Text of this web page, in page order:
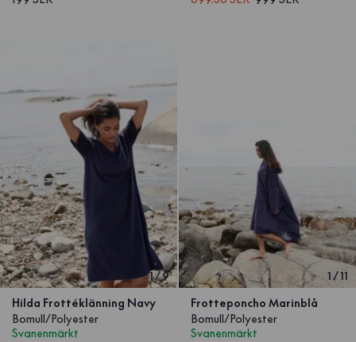
1/9
Hilda Frottéklänning Navy
Bomull/Polyester
Svanenmärkt
1/11
Frotteponcho Marinblå
Bomull/Polyester
Svanenmärkt